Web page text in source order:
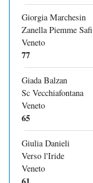
Giorgia Marchesin
Zanella Piemme Safi
Veneto
77
Giada Balzan
Sc Vecchiafontana
Veneto
65
Giulia Danieli
Verso l'Iride
Veneto